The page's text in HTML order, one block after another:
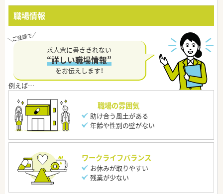
職場情報
求人票に書ききれない
“詳しい職場情報”
をお伝えします！
職場の雰囲気
助け合う風土がある
年齢や性別の壁がない
ワークライフバランス
お休みが取りやすい
残業が少ない